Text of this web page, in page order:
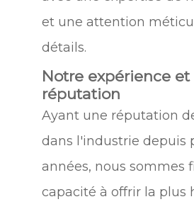
et une attention
détails.
Notre expérience
réputation
Ayant une réputation
dans l'industrie depuis
années, nous sommes
capacité à offrir la plus